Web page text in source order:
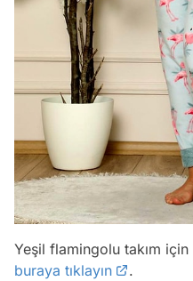
Yeşil flamingolu takım için
buraya tıklayın
.